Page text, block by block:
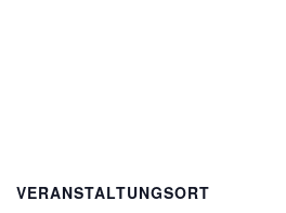
VERANSTALTUNGSORT